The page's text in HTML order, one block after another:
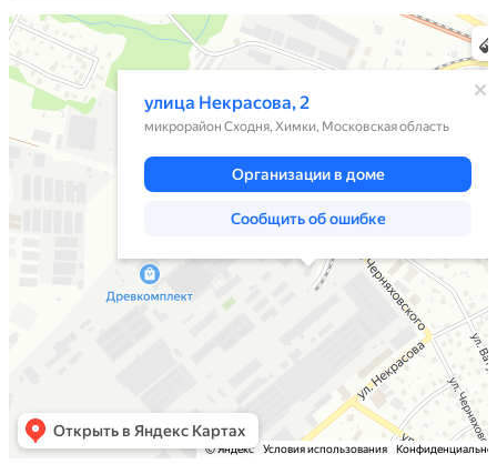
Химки
Яндекс Карты — транспорт, навигация, поиск мест